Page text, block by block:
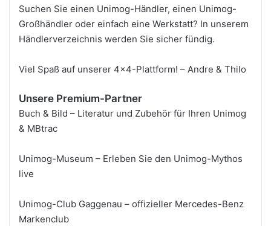
Suchen Sie einen Unimog-Händler, einen Unimog-
Großhändler oder einfach eine Werkstatt? In unserem
Händlerverzeichnis werden Sie sicher fündig.
Viel Spaß auf unserer 4×4-Plattform! – Andre & Thilo
Unsere Premium-Partner
Buch & Bild – Literatur und Zubehör für Ihren Unimog
& MBtrac
Unimog-Museum – Erleben Sie den Unimog-Mythos
live
Unimog-Club Gaggenau – offizieller Mercedes-Benz
Markenclub